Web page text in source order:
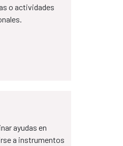
o actividades
ayudas en
a instrumentos